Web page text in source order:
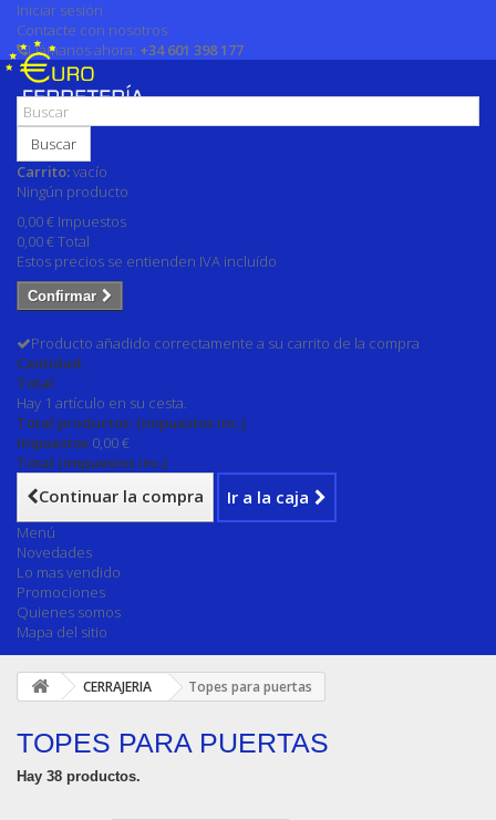
Iniciar sesión
Contacte con nosotros
Llámanos ahora: +34 601 398 177
Buscar
Carrito:vacío
Ningún producto
0,00 € Impuestos
0,00 €Total
Estos precios se entienden IVA incluído
Confirmar
Producto añadido correctamente a su carrito de la compra
Cantidad
Total
Hay 1 artículo en su cesta.
Total productos: (impuestos inc.)
Impuestos 0,00 €
Total (impuestos inc.)
Continuar la compra Ir a la caja
Menú
Novedades
Lo mas vendido
Promociones
Quienes somos
Mapa del sitio
CERRAJERIA Topes para puertas
TOPES PARA PUERTAS
Hay 38 productos.